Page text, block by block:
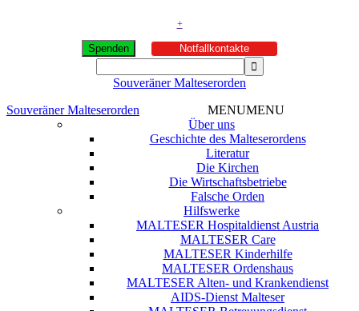
+
Spenden Notfallkontakte
Souveräner Malteserorden
Souveräner Malteserorden
MENUMENU
Über uns
Geschichte des Malteserordens
Literatur
Die Kirchen
Die Wirtschaftsbetriebe
Falsche Orden
Hilfswerke
MALTESER Hospitaldienst Austria
MALTESER Care
MALTESER Kinderhilfe
MALTESER Ordenshaus
MALTESER Alten- und Krankendienst
AIDS-Dienst Malteser